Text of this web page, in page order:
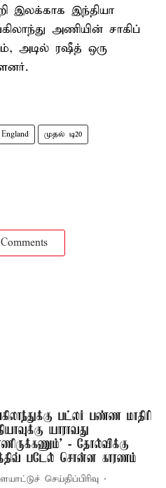
இலக்காக இந்தியா
அணியின் சாகிப்
அடில் ரஷீத் ஒரு
England முதல் டி20
பட்லர் பண்ண மாதிரி
யாராவது
- தோல்விக்கு
படேல் சொன்ன காரணம்
செய்திப்பிரிவு